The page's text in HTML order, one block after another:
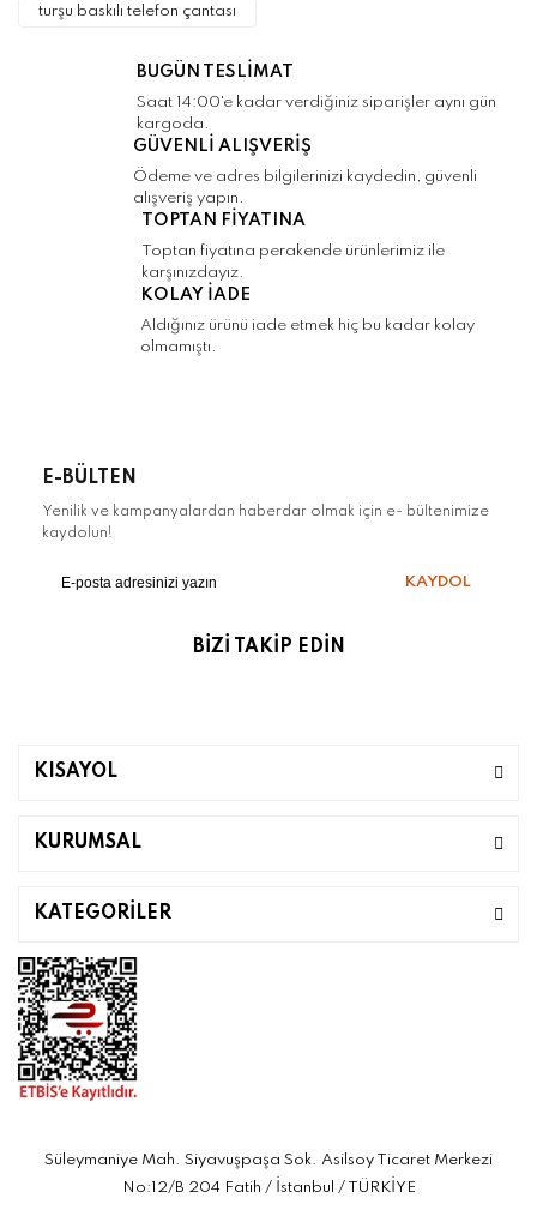
Bu ürüne benzer farklı alternatifler olmalı.
Gönder
turşu baskılı telefon çantası
BUGÜN TESLİMAT
Saat 14:00'e kadar verdiğiniz siparişler aynı gün
kargoda.
GÜVENLİ ALIŞVERİŞ
Ödeme ve adres bilgilerinizi kaydedin, güvenli
alışveriş yapın.
TOPTAN FİYATINA
Toptan fiyatına perakende ürünlerimiz ile
karşınızdayız.
KOLAY İADE
Aldığınız ürünü iade etmek hiç bu kadar kolay
olmamıştı.
E-BÜLTEN
Yenilik ve kampanyalardan haberdar olmak için e- bültenimize
kaydolun!
KAYDOL
BİZİ TAKİP EDİN
KISAYOL
KURUMSAL
KATEGORİLER
Süleymaniye Mah. Siyavuşpaşa Sok. Asilsoy Ticaret Merkezi
No:12/B 204 Fatih / İstanbul / TÜRKİYE